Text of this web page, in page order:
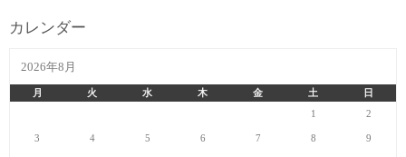
カレンダー
2026年8月
月 火 水 木 金 土
日
1
2
3 4 5 6 7 8 9